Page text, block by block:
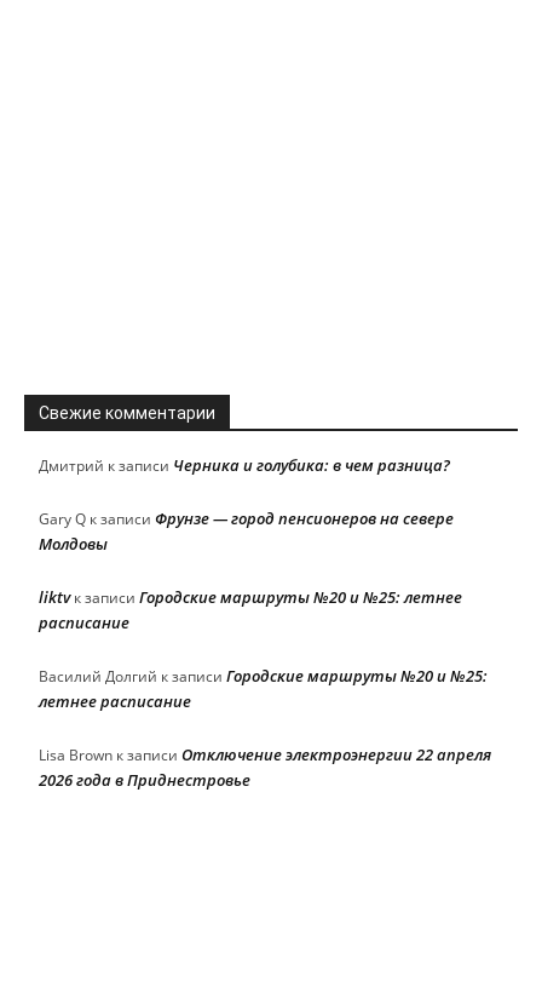
Свежие комментарии
Дмитрий к записи Черника и голубика: в чем разница?
Gary Q к записи Фрунзе — город пенсионеров на севере
Молдовы
liktvк записи Городские маршруты №20 и №25: летнее
расписание
Василий Долгий к записи Городские маршруты №20 и №25:
летнее расписание
Lisa Brown к записи Отключение электроэнергии 22 апреля
2026 года в Приднестровье